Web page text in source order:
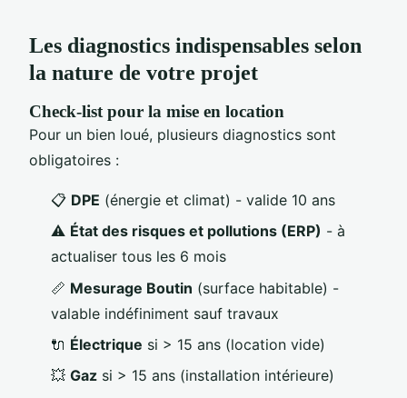
Les diagnostics indispensables selon
la nature de votre projet
Check-list pour la mise en location
Pour un bien loué, plusieurs diagnostics sont
obligatoires :
📋 DPE (énergie et climat) - valide 10 ans
⚠️ État des risques et pollutions (ERP) - à
actualiser tous les 6 mois
📏 Mesurage Boutin (surface habitable) -
valable indéfiniment sauf travaux
🔌 Électrique si > 15 ans (location vide)
💥 Gaz si > 15 ans (installation intérieure)